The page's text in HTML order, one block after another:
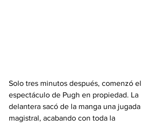
Solo tres minutos después, comenzó el
espectáculo de Pugh en propiedad. La
delantera sacó de la manga una jugada
magistral, acabando con toda la